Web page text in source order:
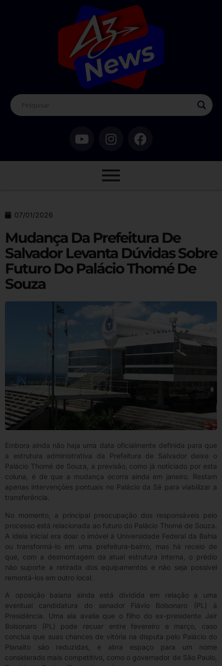
07/01/2026
Mudança Da Prefeitura De
Salvador Levanta Dúvidas Sobre
Futuro Do Palácio Thomé De
Souza
Embora ainda não haja uma data oficialmente definida para que
a estrutura administrativa da Prefeitura de Salvador deixe o
Palácio Thomé de Souza, a previsão, como já noticiado por esta
coluna, é de que a mudança ocorra ainda em janeiro. Restam
apenas intervenções pontuais no Palácio da Sé para viabilizar a
transferência.
No momento, a principal preocupação dos responsáveis pelo
processo está relacionada ao futuro do Palácio Thomé de Souza.
A ideia inicial era doar o imóvel à Universidade Federal da Bahia
ou transformá-lo em uma prefeitura-bairro, mas há receio de
que, com a desmontagem da atual estrutura interna, o prédio
não suporte a retirada dos equipamentos e não seja possível
remontá-los em outro local.
A oposição baiana ainda está dividida em relação a uma
eventual candidatura do senador Flávio Bolsonaro (PL) à
Presidência. Uma ala avalia que o filho do ex-presidente Jair
Bolsonaro (PL) pode recuar entre fevereiro e março, caso
conclua que suas chances de vitória na disputa pelo Palácio do
Planalto são reduzidas, e abra espaço para um nome
considerado mais competitivo, como o governador de São Paulo,